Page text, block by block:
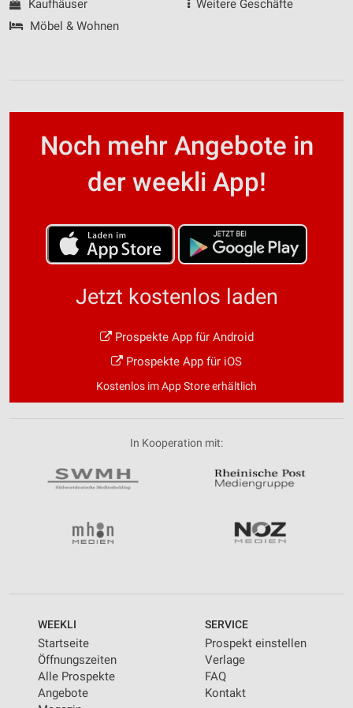
Kaufhäuser
Möbel & Wohnen
Weitere Geschäfte
Noch mehr Angebote in
der weekli App!
Jetzt kostenlos laden
Prospekte App für Android
Prospekte App für iOS
Kostenlos im App Store erhältlich
In Kooperation mit:
WEEKLI
Startseite
Öffnungszeiten
Alle Prospekte
Angebote
SERVICE
Prospekt einstellen
Verlage
FAQ
Kontakt